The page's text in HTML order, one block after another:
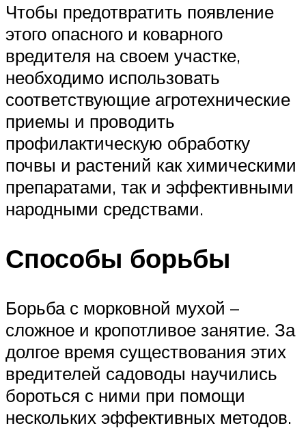
Чтобы предотвратить появление
этого опасного и коварного
вредителя на своем участке,
необходимо использовать
соответствующие агротехнические
приемы и проводить
профилактическую обработку
почвы и растений как химическими
препаратами, так и эффективными
народными средствами.
Способы борьбы
Борьба с морковной мухой –
сложное и кропотливое занятие. За
долгое время существования этих
вредителей садоводы научились
бороться с ними при помощи
нескольких эффективных методов.